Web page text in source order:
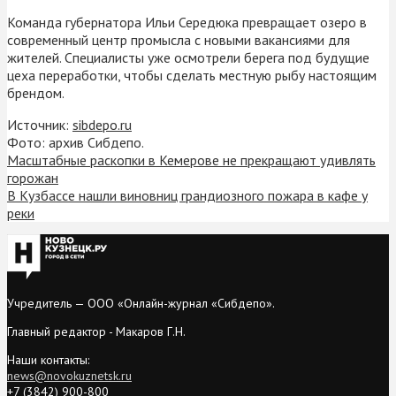
Команда губернатора Ильи Середюка превращает озеро в
современный центр промысла с новыми вакансиями для
жителей. Специалисты уже осмотрели берега под будущие
цеха переработки, чтобы сделать местную рыбу настоящим
брендом.
Источник: sibdepo.ru
Фото: архив Сибдепо.
Масштабные раскопки в Кемерове не прекращают удивлять
горожан
В Кузбассе нашли виновниц грандиозного пожара в кафе у
реки
Учредитель — ООО «Онлайн-журнал «Сибдепо».
Главный редактор - Макаров Г.Н.
Наши контакты:
news@novokuznetsk.ru
+7 (3842) 900-800